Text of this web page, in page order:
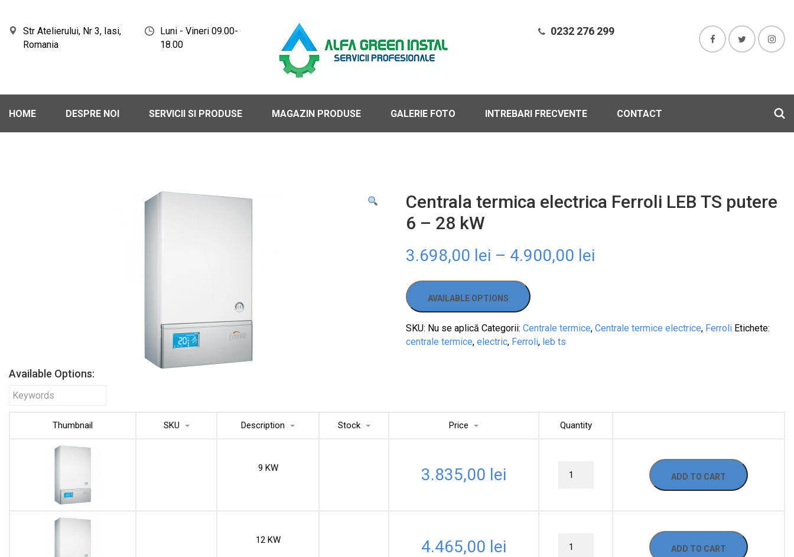
Str Atelierului, Nr 3, Iasi,
Romania
Luni - Vineri 09.00-
18.00
0232 276 299
HOME DESPRE NOI SERVICII SI PRODUSE MAGAZIN PRODUSE GALERIE FOTO INTREBARI FRECVENTE CONTACT
Centrala termica electrica Ferroli LEB TS putere
6 – 28 kW
3.698,00 lei – 4.900,00 lei
AVAILABLE OPTIONS
SKU: Nu se aplică Categorii: Centrale termice, Centrale termice electrice, Ferroli Etichete:
centrale termice, electric, Ferroli, leb ts
Available Options:
Thumbnail SKU Description Stock Price Quantity
9 KW 3.835,00 lei ADD TO CART
12 KW 4.465,00 lei ADD TO CART